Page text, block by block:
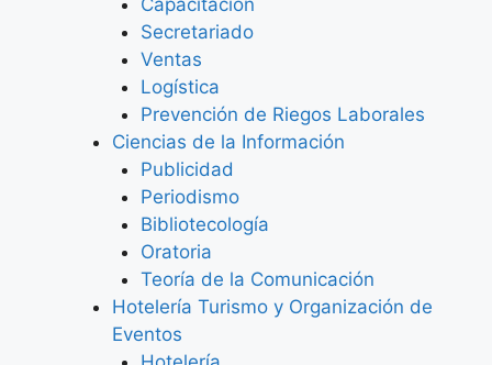
Secretariado
Ventas
Logística
Prevención de Riegos Laborales
Ciencias de la Información
Publicidad
Periodismo
Bibliotecología
Oratoria
Teoría de la Comunicación
Hotelería Turismo y Organización de
Eventos